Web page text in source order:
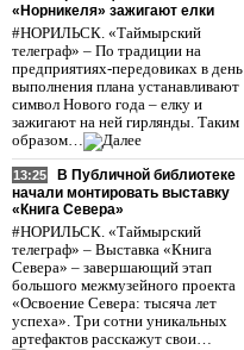
«Норникеля» зажигают елки
#НОРИЛЬСК. «Таймырский
телеграф» – По традиции на
предприятиях-передовиках в день
выполнения плана устанавливают
символ Нового года – елку и
зажигают на ней гирлянды. Таким
образом…
13:25
В Публичной библиотеке
начали монтировать выставку
«Книга Севера»
#НОРИЛЬСК. «Таймырский
телеграф» – Выставка «Книга
Севера» – завершающий этап
большого межмузейного проекта
«Освоение Севера: тысяча лет
успеха». Три сотни уникальных
артефактов расскажут свои…